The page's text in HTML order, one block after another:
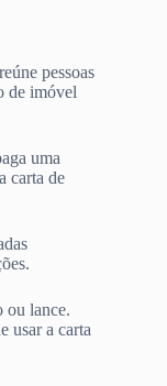
pessoas
de imóvel
uma
carta de
ou lance.
usar a carta